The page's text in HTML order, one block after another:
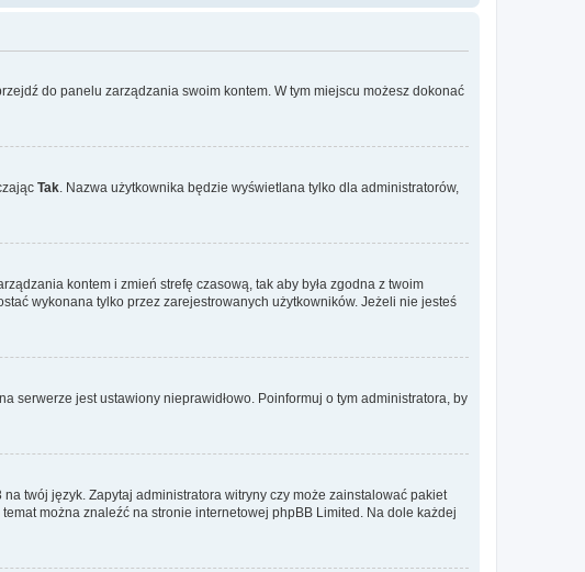
do panelu zarządzania swoim kontem. W tym miejscu możesz dokonać
Tak . Nazwa użytkownika będzie wyświetlana tylko dla administratorów,
kontem i zmień strefę czasową, tak aby była zgodna z twoim
wykonana tylko przez zarejestrowanych użytkowników. Jeżeli nie jesteś
serwerze jest ustawiony nieprawidłowo. Poinformuj o tym administratora, by
twój język. Zapytaj administratora witryny czy może zainstalować pakiet
można znaleźć na stronie internetowej phpBB Limited. Na dole każdej